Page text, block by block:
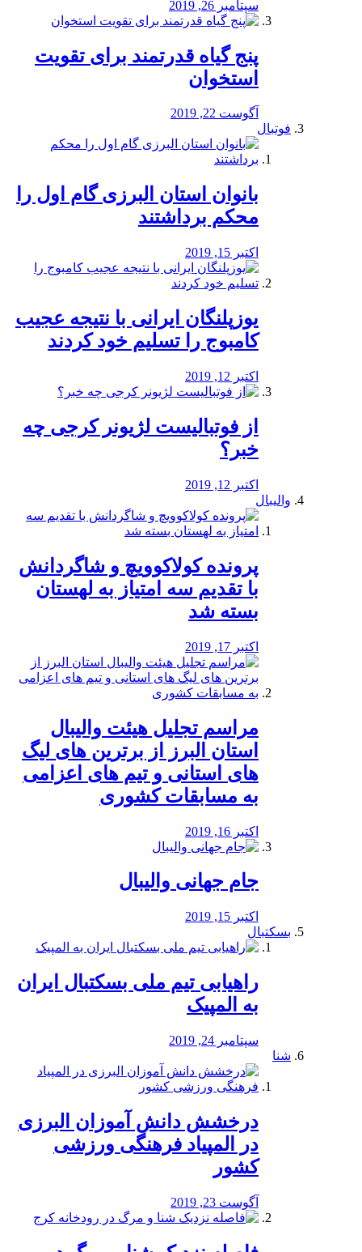
سپتامبر 26, 2019
پنج گیاه قدرتمند برای تقویت
استخوان
آگوست 22, 2019
فوتبال
بانوان استان البرزی گام اول را
محكم برداشتند
اکتبر 15, 2019
یوزپلنگان ایرانی با نتیجه عجیب
کامبوج را تسلیم خود کردند
اکتبر 12, 2019
از فوتبالیست لژیونر کرجی چه
خبر؟
اکتبر 12, 2019
والیبال
پرونده کولاکوویچ و شاگردانش
با تقدیم سه امتیاز به لهستان
بسته شد
اکتبر 17, 2019
مراسم تجلیل هیئت والیبال
استان البرز از برترین های لیگ
های استانی و تیم های اعزامی
به مسابقات کشوری
اکتبر 16, 2019
جام جهانی والیبال
اکتبر 15, 2019
بسکتبال
راهیابی تیم ملی بسکتبال ایران
به المپیک
سپتامبر 24, 2019
شنا
درخشش دانش آموزان البرزی
در المپیاد فرهنگی ورزشی
کشور
آگوست 23, 2019